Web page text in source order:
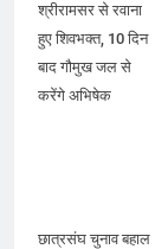
श्रीरामसर से रवाना
हुए शिवभक्त, 10 दिन
बाद गौमुख जल से
करेंगे अभिषेक
छात्रसंघ चुनाव बहाल